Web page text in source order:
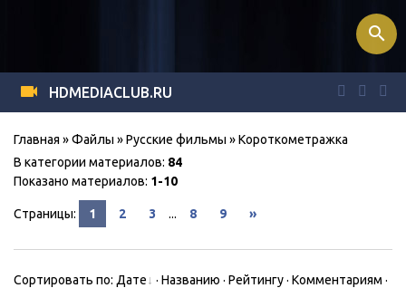
HDMEDIACLUB.RU
search
Главная »Файлы »Русские фильмы » Короткометражка
В категории материалов: 84
Показано материалов: 1-10
Страницы: 1 2 3 ... 8 9 »
Сортировать по: Дате · Названию · Рейтингу· Комментариям ·